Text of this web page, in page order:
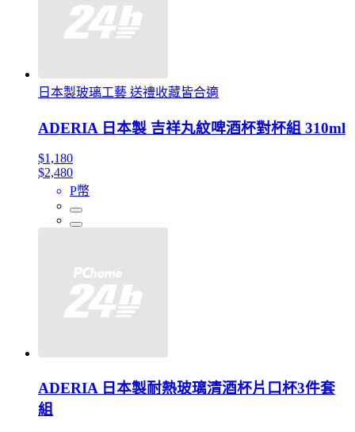
日本製玻璃工藝 送禮收藏皆合適
ADERIA 日本製 吉祥丸紋啤酒杯對杯組 310ml
$1,180
$2,480
P幣
ADERIA 日本製耐熱玻璃清酒杯片口杯3件套
組